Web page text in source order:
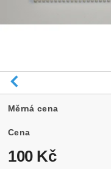
Měrná cena
Cena
100 Kč